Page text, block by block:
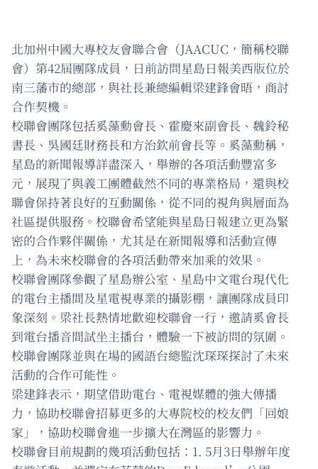
北加州中國大專校友會聯合會（JAACUC，簡稱校聯
會）第42屆團隊成員，日前訪問星島日報美西版位於
南三藩市的總部，與社長兼總編輯梁建鋒會晤，商討
合作契機。
校聯會團隊包括奚藻勳會長、霍慶來副會長、魏鈴秘
書長、吳國廷財務長和方治欽前會長等。奚藻勳稱，
星島的新聞報導詳盡深入，舉辦的各項活動豐富多
元，展現了與義工團體截然不同的專業格局，還與校
聯會保持著良好的互動關係，從不同的視角與層面為
社區提供服務。校聯會希望能與星島日報建立更為緊
密的合作夥伴關係，尤其是在新聞報導和活動宣傳
上，為未來校聯會的各項活動帶來加乘的效果。
校聯會團隊參觀了星島辦公室、星島中文電台現代化
的電台主播間及星電視專業的攝影棚，讓團隊成員印
象深刻。梁社長熱情地歡迎校聯會一行，邀請奚會長
到電台播音間試坐主播台，體驗一下被訪問的氛圍。
校聯會團隊並與在場的國語台總監沈琛琛探討了未來
活動的合作可能性。
梁建鋒表示，期望借助電台、電視媒體的強大傳播
力，協助校聯會招募更多的大專院校的校友們「回娘
家」，協助校聯會進一步擴大在灣區的影響力。
校聯會目前規劃的幾項活動包括：1. 5月3日舉辦年度